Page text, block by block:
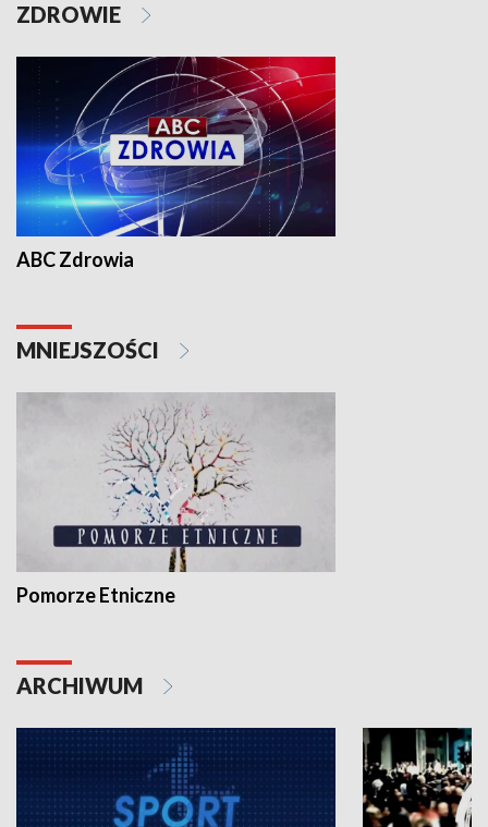
ZDROWIE
ABC Zdrowia
MNIEJSZOŚCI
Pomorze Etniczne
ARCHIWUM